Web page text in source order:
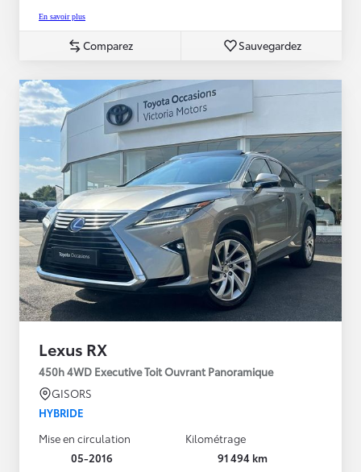
En savoir plus
Comparez Sauvegardez
Lexus RX
450h 4WD Executive Toit Ouvrant Panoramique
GISORS
HYBRIDE
Mise en circulation
05-2016
Kilométrage
91 494 km